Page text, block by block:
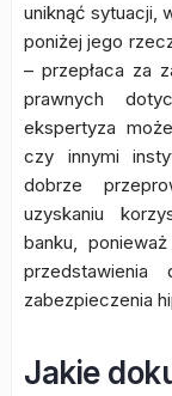
uniknąć sytuacji,
poniżej jego
– przepłaca za
prawnych
ekspertyza
czy innymi
dobrze
uzyskaniu
banku,
przedstawienia
zabezpieczenia
Jakie